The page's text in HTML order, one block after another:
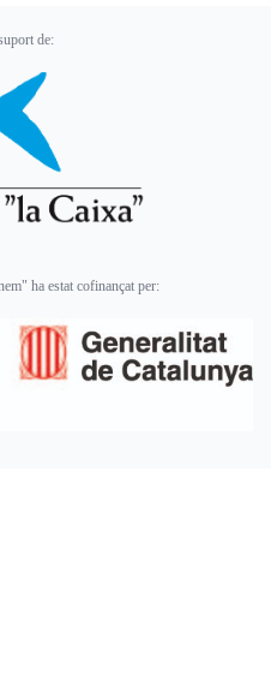
de:
ha estat cofinançat per: